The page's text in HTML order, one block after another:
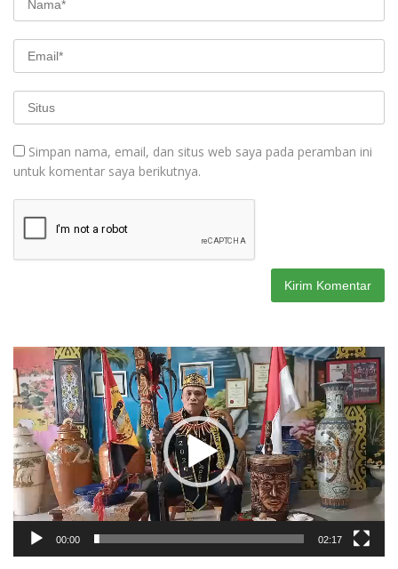
Simpan nama, email, dan situs web saya pada peramban ini
untuk komentar saya berikutnya.
Pemutar
Video
00:00 02:17